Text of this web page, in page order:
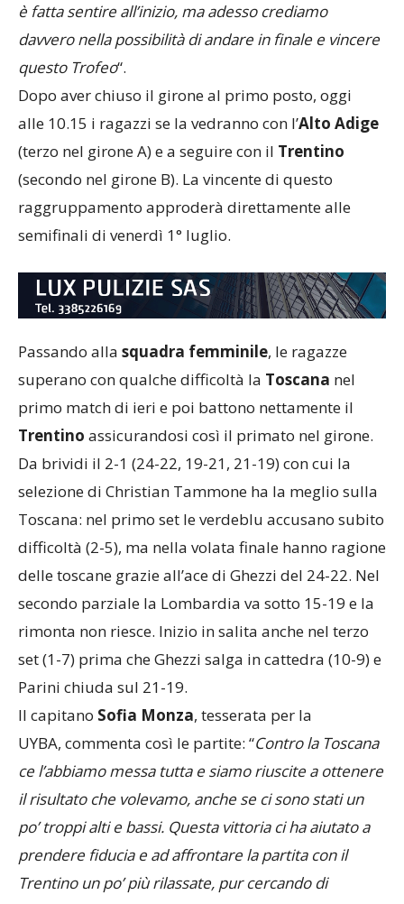
è fatta sentire all’inizio, ma adesso crediamo
davvero nella possibilità di andare in finale e vincere
questo Trofeo“.
Dopo aver chiuso il girone al primo posto, oggi
alle 10.15 i ragazzi se la vedranno con l’Alto Adige
(terzo nel girone A) e a seguire con il Trentino
(secondo nel girone B). La vincente di questo
raggruppamento approderà direttamente alle
semifinali di venerdì 1° luglio.
Passando alla squadra femminile, le ragazze
superano con qualche difficoltà la Toscana nel
primo match di ieri e poi battono nettamente il
Trentino assicurandosi così il primato nel girone.
Da brividi il 2-1 (24-22, 19-21, 21-19) con cui la
selezione di Christian Tammone ha la meglio sulla
Toscana: nel primo set le verdeblu accusano subito
difficoltà (2-5), ma nella volata finale hanno ragione
delle toscane grazie all’ace di Ghezzi del 24-22. Nel
secondo parziale la Lombardia va sotto 15-19 e la
rimonta non riesce. Inizio in salita anche nel terzo
set (1-7) prima che Ghezzi salga in cattedra (10-9) e
Parini chiuda sul 21-19.
Il capitano Sofia Monza, tesserata per la
UYBA, commenta così le partite: “Contro la Toscana
ce l’abbiamo messa tutta e siamo riuscite a ottenere
il risultato che volevamo, anche se ci sono stati un
po’ troppi alti e bassi. Questa vittoria ci ha aiutato a
prendere fiducia e ad affrontare la partita con il
Trentino un po’ più rilassate, pur cercando di